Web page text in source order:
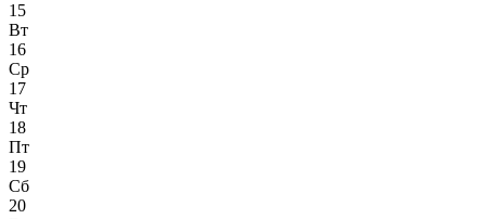
15
Вт
16
Ср
17
Чт
18
Пт
19
Сб
20